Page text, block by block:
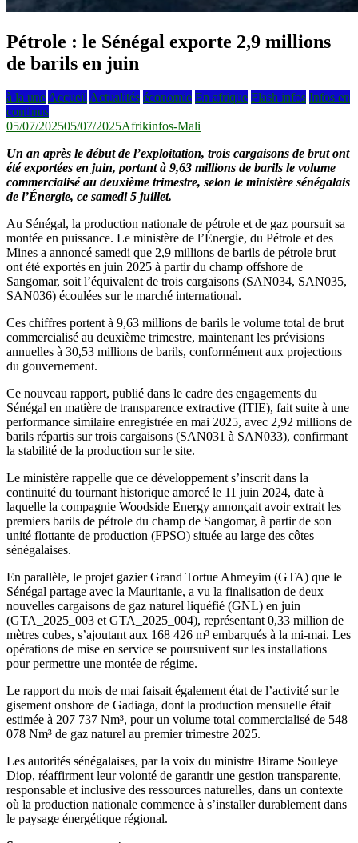
Pétrole : le Sénégal exporte 2,9 millions
de barils en juin
à la une Accueil Actualités économie En afrique Flash infos Infos en
continus
05/07/202505/07/2025Afrikinfos-Mali
Un an après le début de l’exploitation, trois cargaisons de brut ont
été exportées en juin, portant à 9,63 millions de barils le volume
commercialisé au deuxième trimestre, selon le ministère sénégalais
de l’Énergie, ce samedi 5 juillet.
Au Sénégal, la production nationale de pétrole et de gaz poursuit sa
montée en puissance. Le ministère de l’Énergie, du Pétrole et des
Mines a annoncé samedi que 2,9 millions de barils de pétrole brut
ont été exportés en juin 2025 à partir du champ offshore de
Sangomar, soit l’équivalent de trois cargaisons (SAN034, SAN035,
SAN036) écoulées sur le marché international.
Ces chiffres portent à 9,63 millions de barils le volume total de brut
commercialisé au deuxième trimestre, maintenant les prévisions
annuelles à 30,53 millions de barils, conformément aux projections
du gouvernement.
Ce nouveau rapport, publié dans le cadre des engagements du
Sénégal en matière de transparence extractive (ITIE), fait suite à une
performance similaire enregistrée en mai 2025, avec 2,92 millions de
barils répartis sur trois cargaisons (SAN031 à SAN033), confirmant
la stabilité de la production sur le site.
Le ministère rappelle que ce développement s’inscrit dans la
continuité du tournant historique amorcé le 11 juin 2024, date à
laquelle la compagnie Woodside Energy annonçait avoir extrait les
premiers barils de pétrole du champ de Sangomar, à partir de son
unité flottante de production (FPSO) située au large des côtes
sénégalaises.
En parallèle, le projet gazier Grand Tortue Ahmeyim (GTA) que le
Sénégal partage avec la Mauritanie, a vu la finalisation de deux
nouvelles cargaisons de gaz naturel liquéfié (GNL) en juin
(GTA_2025_003 et GTA_2025_004), représentant 0,33 million de
mètres cubes, s’ajoutant aux 168 426 m³ embarqués à la mi-mai. Les
opérations de mise en service se poursuivent sur les installations
pour permettre une montée de régime.
Le rapport du mois de mai faisait également état de l’activité sur le
gisement onshore de Gadiaga, dont la production mensuelle était
estimée à 207 737 Nm³, pour un volume total commercialisé de 548
078 Nm³ de gaz naturel au premier trimestre 2025.
Les autorités sénégalaises, par la voix du ministre Birame Souleye
Diop, réaffirment leur volonté de garantir une gestion transparente,
responsable et inclusive des ressources naturelles, dans un contexte
où la production nationale commence à s’installer durablement dans
le paysage énergétique régional.